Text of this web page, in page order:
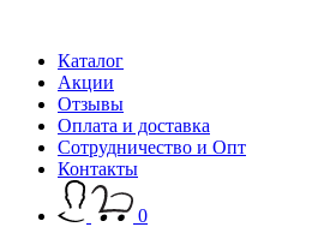
Каталог
Акции
Отзывы
Оплата и доставка
Сотрудничество и Опт
Контакты
0